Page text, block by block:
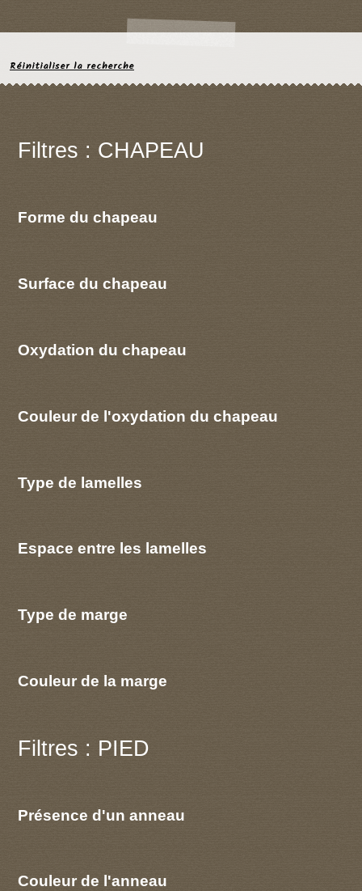
Réinitialiser la recherche
Filtres : CHAPEAU
Forme du chapeau
Surface du chapeau
Oxydation du chapeau
Couleur de l'oxydation du chapeau
Type de lamelles
Espace entre les lamelles
Type de marge
Couleur de la marge
Filtres : PIED
Présence d'un anneau
Couleur de l'anneau